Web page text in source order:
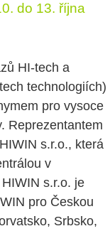
do 13. října
HI-tech a
technologiích)
pro vysoce
Reprezentantem
s.r.o., která
v
s.r.o. je
pro Českou
Srbsko,